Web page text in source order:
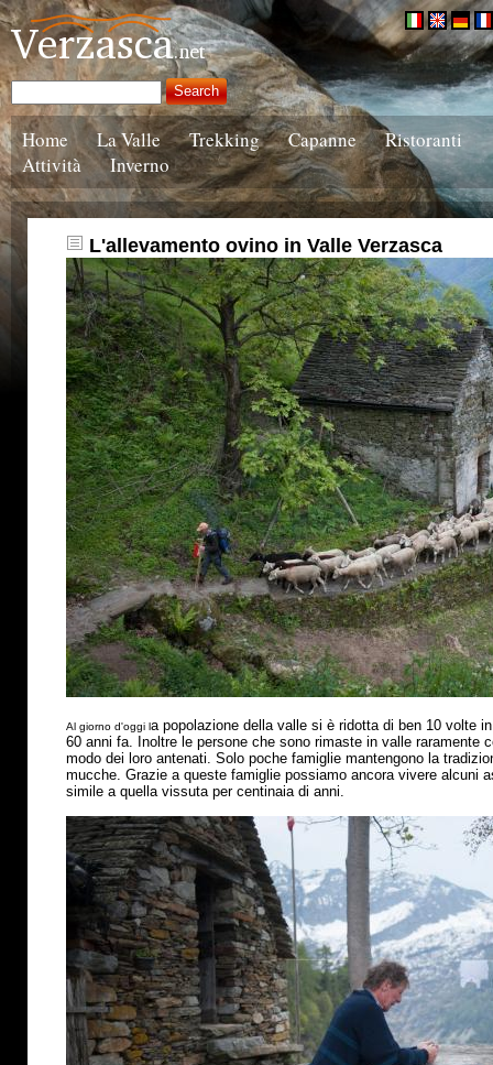
Home La Valle Trekking Capanne
Ristoranti
Attività
Inverno
L'allevamento ovino in Valle Verzasca
Al giorno d'oggi la popolazione della valle si è ridotta di ben 10 volte
60 anni fa. Inoltre le persone che sono rimaste in valle raramente
modo dei loro antenati. Solo poche famiglie mantengono la
mucche. Grazie a queste famiglie possiamo ancora vivere alcuni
simile a quella vissuta per centinaia di anni.